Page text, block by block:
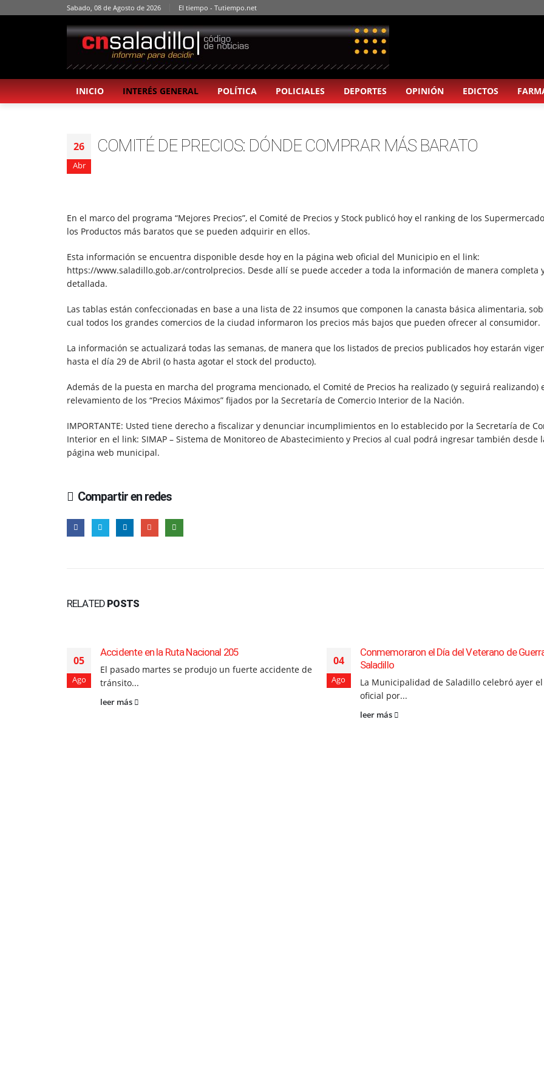
Sabado, 08 de Agosto de 2026 El tiempo - Tutiempo.net
INICIO INTERÉS GENERAL POLÍTICA POLICIALES DEPORTES OPINIÓN EDICTOS
26
Abr
COMITÉ DE PRECIOS: DÓNDE COMPRAR MÁS BARATO
En el marco del programa “Mejores Precios”, el Comité de Precios y Stock publicó hoy el ranking de los
los Productos más baratos que se pueden adquirir en ellos.
Esta información se encuentra disponible desde hoy en la página web oficial del Municipio en el link:
https://www.saladillo.gob.ar/controlprecios. Desde allí se puede acceder a toda la información de manera completa
detallada.
Las tablas están confeccionadas en base a una lista de 22 insumos que componen la canasta básica alimentaria,
cual todos los grandes comercios de la ciudad informaron los precios más bajos que pueden ofrecer al consumidor.
La información se actualizará todas las semanas, de manera que los listados de precios publicados hoy estarán
hasta el día 29 de Abril (o hasta agotar el stock del producto).
Además de la puesta en marcha del programa mencionado, el Comité de Precios ha realizado (y seguirá realizando)
relevamiento de los “Precios Máximos” fijados por la Secretaría de Comercio Interior de la Nación.
IMPORTANTE: Usted tiene derecho a fiscalizar y denunciar incumplimientos en lo establecido por la Secretaría de
Interior en el link: SIMAP – Sistema de Monitoreo de Abastecimiento y Precios al cual podrá ingresar también desde
página web municipal.
Compartir en redes
RELATED POSTS
05
Ago
Accidente en la Ruta Nacional 205
El pasado martes se produjo un fuerte accidente de
tránsito...
leer más
04
Ago
Conmemoraron el Día del Veterano de
Saladillo
La Municipalidad de Saladillo celebró ayer
oficial por...
leer más